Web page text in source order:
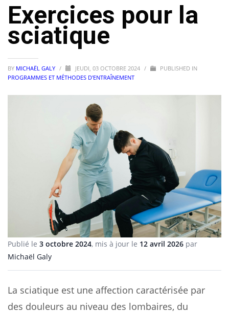
Exercices pour la
sciatique
BY MICHAËL GALY / JEUDI, 03 OCTOBRE 2024 /
PUBLISHED IN
PROGRAMMES ET MÉTHODES D'ENTRAÎNEMENT
Publié le 3 octobre 2024, mis à jour le 12 avril 2026 par
Michaël Galy
La sciatique est une affection caractérisée par
des douleurs au niveau des lombaires, du